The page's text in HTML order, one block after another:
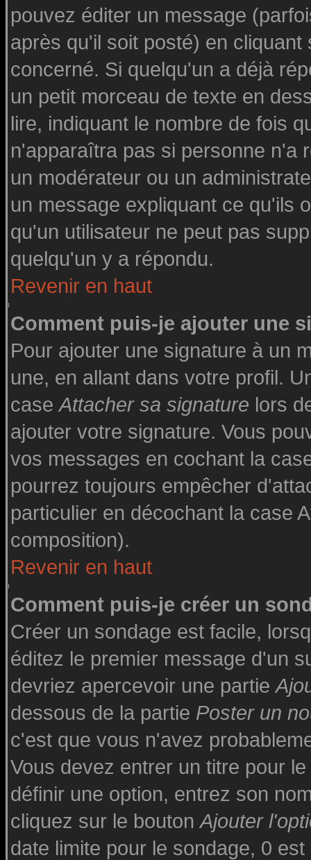
pouvez éditer un message
après qu'il soit posté) en
concerné. Si quelqu'un a déjà
un petit morceau de texte en
lire, indiquant le nombre de fois
n'apparaîtra pas si personne n'a
un modérateur ou un
un message expliquant ce qu'ils
qu'un utilisateur ne peut pas
quelqu'un y a répondu.
Revenir en haut
Comment puis-je ajouter une
Pour ajouter une signature à un
une, en allant dans votre profil.
caseAttacher sa signature lors
ajouter votre signature. Vous
vos messages en cochant la
pourrez toujours empêcher
particulier en décochant la case
composition).
Revenir en haut
Comment puis-je créer un
Créer un sondage est facile,
éditez le premier message d'un
devriez apercevoir une partie
dessous de la partie Poster un
c'est que vous n'avez
Vous devez entrer un titre pour
définir une option, entrez son
cliquez sur le boutonAjouter
date limite pour le sondage, 0